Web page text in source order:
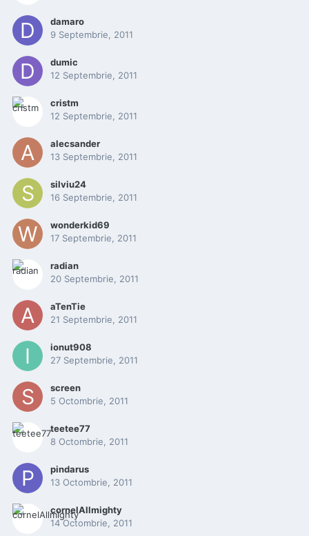
damaro
9 Septembrie, 2011
dumic
12 Septembrie, 2011
cristm
12 Septembrie, 2011
alecsander
13 Septembrie, 2011
silviu24
16 Septembrie, 2011
wonderkid69
17 Septembrie, 2011
radian
20 Septembrie, 2011
aTenTie
21 Septembrie, 2011
ionut908
27 Septembrie, 2011
screen
5 Octombrie, 2011
teetee77
8 Octombrie, 2011
pindarus
13 Octombrie, 2011
cornelAllmighty
14 Octombrie, 2011